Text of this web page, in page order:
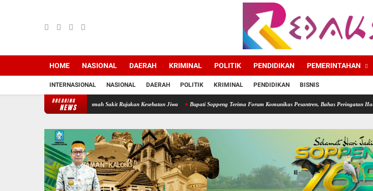
HOME NASIONAL DAERAH KRIMINAL POLITIK PENDIDIKAN PEMERINTAHAN
INTERNASIONAL NASIONAL DAERAH POLITIK KRIMINAL PENDIDIKAN BISNIS
BREAKING
NEWS
sebagai Rumah Sakit Rujukan Kesehatan Jiwa Bupati Soppeng Terima Forum Komunikas Pesantren, Bahas Peringatan Hari Santri 2026